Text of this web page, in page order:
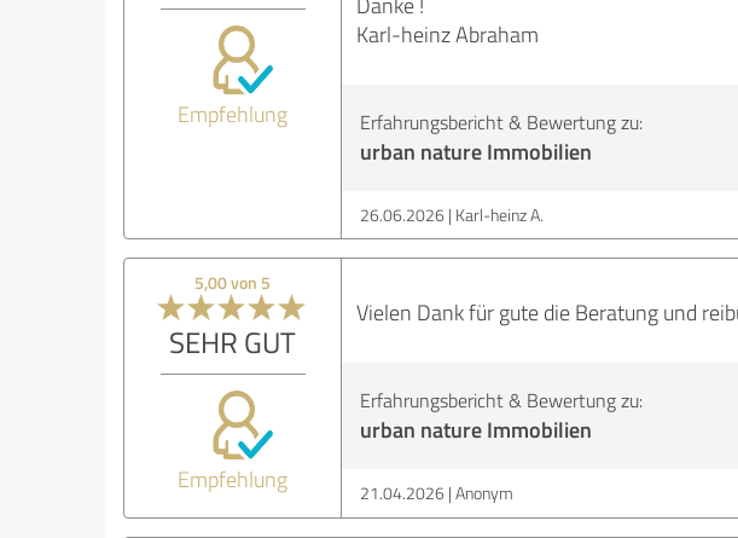
Empfehlung
Karl-heinz Abraham
Erfahrungsbericht & Bewertung zu:
urban nature Immobilien
26.06.2026 Karl-heinz A.
5,00 von 5
SEHR GUT
Empfehlung
Vielen Dank für gute die Beratung und
Erfahrungsbericht & Bewertung zu:
urban nature Immobilien
21.04.2026 Anonym